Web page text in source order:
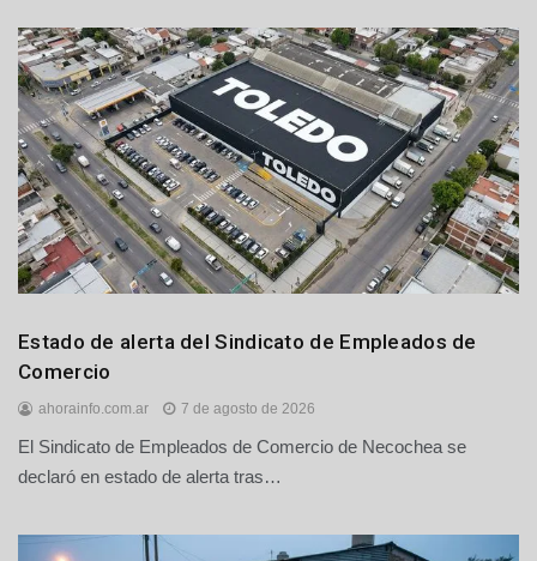
Gremiales
Locales
Estado de alerta del Sindicato de Empleados de
Comercio
ahorainfo.com.ar 7 de agosto de 2026
El Sindicato de Empleados de Comercio de Necochea se
declaró en estado de alerta tras…